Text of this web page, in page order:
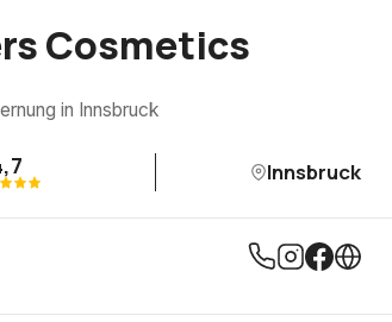
Cosmetics
in Innsbruck
Innsbruck